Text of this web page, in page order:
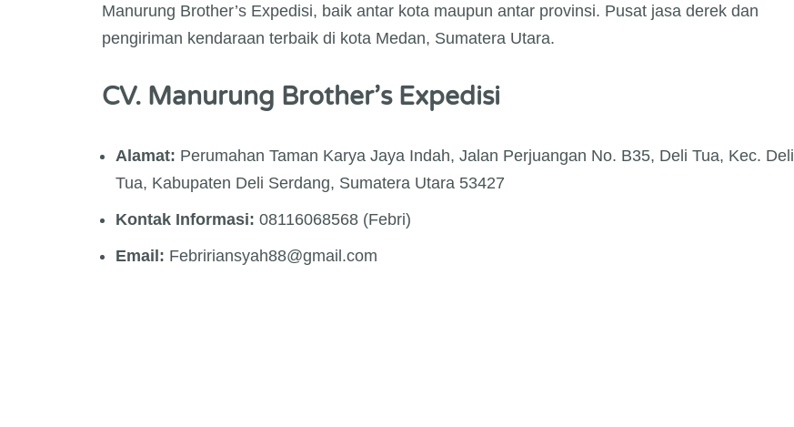
Manurung Brother’s Expedisi, baik antar kota maupun antar provinsi. Pusat jasa derek dan
pengiriman kendaraan terbaik di kota Medan, Sumatera Utara.
CV. Manurung Brother’s Expedisi
Alamat: Perumahan Taman Karya Jaya Indah, Jalan Perjuangan No. B35, Deli Tua, Kec. Deli
Tua, Kabupaten Deli Serdang, Sumatera Utara 53427
Kontak Informasi: 08116068568 (Febri)
Email: Febririansyah88@gmail.com